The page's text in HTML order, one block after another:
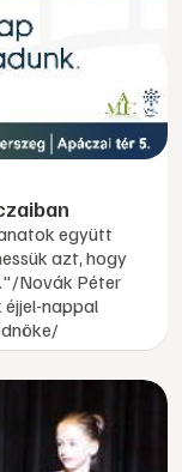
együtt
azt, hogy
Novák Péter
éjjel-nappal